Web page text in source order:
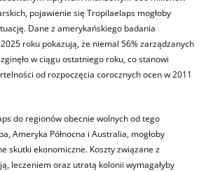
pojawienie się Tropilaelaps mogłoby
Dane z amerykańskiego badania
roku pokazują, że niemal 56% zarządzanych
w ciągu ostatniego roku, co stanowi
od rozpoczęcia corocznych ocen w 2011
do regionów obecnie wolnych od tego
Ameryka Północna i Australia, mogłoby
skutki ekonomiczne. Koszty związane z
leczeniem oraz utratą kolonii wymagałyby